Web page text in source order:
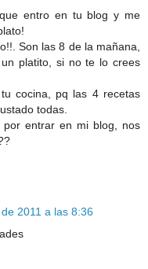
entro en tu blog y me
Son las 8 de la mañana,
platito, si no te lo crees
cocina, pq las 4 recetas
todas.
por entrar en mi blog, nos
2011 a las 8:36